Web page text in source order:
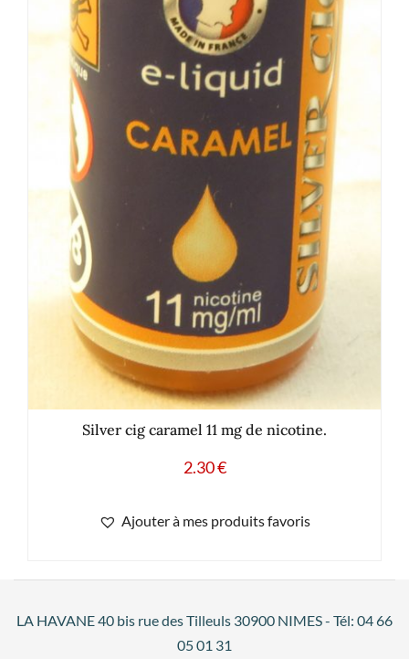
Silver cig caramel 11 mg de nicotine.
2.30€
Ajouter à mes produits favoris
LA HAVANE 40 bis rue des Tilleuls 30900 NIMES - Tél: 04 66
05 01 31